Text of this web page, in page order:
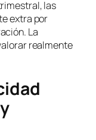
las
extra por
La
realmente